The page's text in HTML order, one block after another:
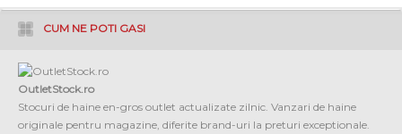
CUM NE POTI GASI
OutletStock.ro
Stocuri de haine en-gros outlet actualizate zilnic. Vanzari de haine
originale pentru magazine, diferite brand-uri la preturi exceptionale.